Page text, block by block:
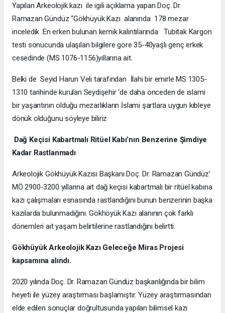
Yapılan Arkeolojik kazı ile igili açıklama yapan Doç. Dr.
Ramazan Gündüz “Gökhüyük Kazı alanında 178 mezar
inceledik .En erken bulunan kemik kalıntılarında Tubitak Kargon
testi sonucunda ulaşılan bilgilere göre 35-40yaşlı genç erkek
cesedinde (MS 1076-1156)yıllarına ait.
Belki de Seyid Harun Veli tarafından İlahi bir emirle MS 1305-
1310 tarihinde kurulan Seydişehir ‘de daha önceden de islami
bir yaşantının olduğu mezarlıkların İslami şartlara uygun kıbleye
dönük olduğunu söyleye biliriz
Dağ Keçisi Kabartmalı Ritüel Kabı’nın Benzerine Şimdiye
Kadar Rastlanmadı
Arkeolojik Gökhüyük Kazısı Başkanı Doç. Dr. Ramazan Gündüz’
MÖ 2900-3200 yıllarına ait dağ keçisi kabartmalı bir ritüel kabına
kazı çalışmaları esnasında rastlandığını bunun benzerinin başka
kazılarda bulunmadığını. Gökhöyük Kazı alanının çok farklı
dönemleri ait yaşam belirtilerine rastlandığını belirtti.
Gökhüyük Arkeolojik Kazı Geleceğe Miras Projesi
kapsamına alındı.
2020 yılında Doç. Dr. Ramazan Gündüz başkanlığında bir bilim
heyeti ile yüzey araştırması başlamıştır. Yüzey araştırmasından
elde edilen sonuçlar doğrultusunda yapılan bilimsel kazı